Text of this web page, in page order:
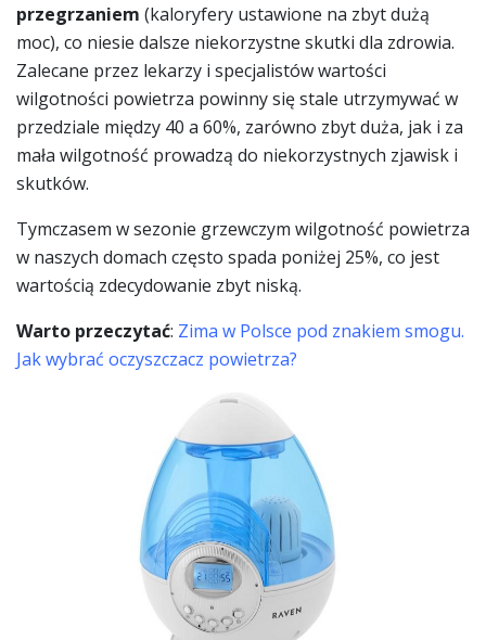
przegrzaniem (kaloryfery ustawione na zbyt dużą
moc), co niesie dalsze niekorzystne skutki dla zdrowia.
Zalecane przez lekarzy i specjalistów wartości
wilgotności powietrza powinny się stale utrzymywać w
przedziale między 40 a 60%, zarówno zbyt duża, jak i za
mała wilgotność prowadzą do niekorzystnych zjawisk i
skutków.
Tymczasem w sezonie grzewczym wilgotność powietrza
w naszych domach często spada poniżej 25%, co jest
wartością zdecydowanie zbyt niską.
Warto przeczytać: Zima w Polsce pod znakiem smogu.
Jak wybrać oczyszczacz powietrza?